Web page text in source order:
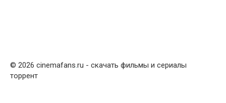
© 2026 cinemafans ru - скачать фильмы и сериалы
торрент